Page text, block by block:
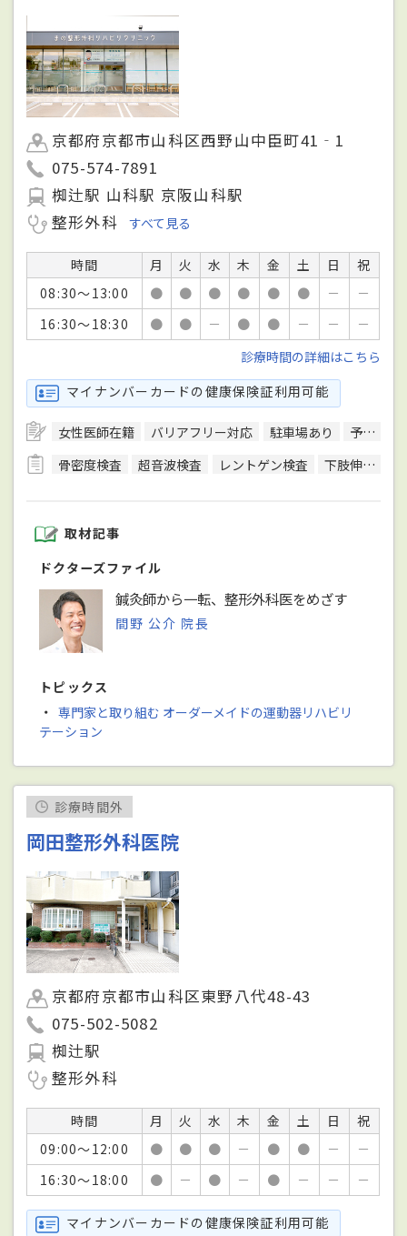
京都府京都市山科区西野山中臣町41‐1
075-574-7891
椥辻駅 山科駅 京阪山科駅
整形外科
すべて見る
時間 月 火 水 木 金 土 日
祝
08:30～13:00
● ● ● ● ● ● －
－
16:30～18:30
● ● － ● ● － －
－
診療時間の詳細はこちら
マイナンバーカードの健康保険証利用可能
女性医師在籍 バリアフリー対応 駐車場あり 予約可
骨密度検査
超音波検査 レントゲン検査 下肢伸展挙上試験
取材記事
ドクターズファイル
鍼灸師から一転、整形外科医をめざす
間野 公介 院長
トピックス
・ 専門家と取り組む オーダーメイドの運動器リハビリ
テーション
診療時間外
岡田整形外科医院
京都府京都市山科区東野八代48-43
075-502-5082
椥辻駅
整形外科
時間 月 火 水 木 金 土 日
祝
09:00～12:00
● ● ● － ● ● －
－
16:30～18:00
● － ● － ● － － －
マイナンバーカードの健康保険証利用可能